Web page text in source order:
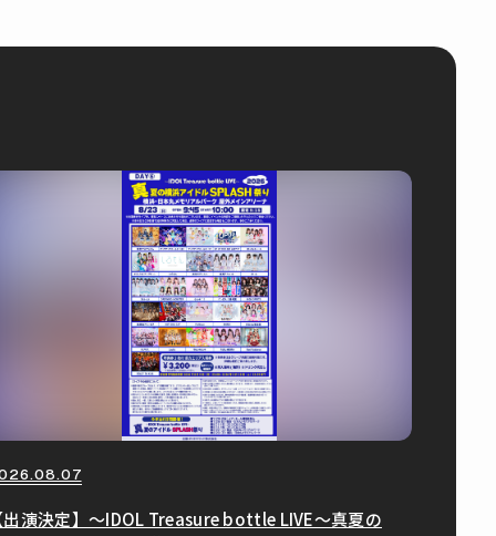
出演決定】〜IDOL Treasure bottle LIVE〜真夏の